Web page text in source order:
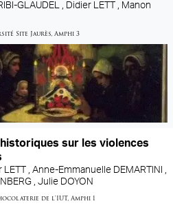
GLAUDEL , Didier LETT , Manon
Site Jaurès, Amphi 3
sur les violences
LETT , Anne-Emmanuelle DEMARTINI ,
, Julie DOYON
de l'IUT, Amphi 1